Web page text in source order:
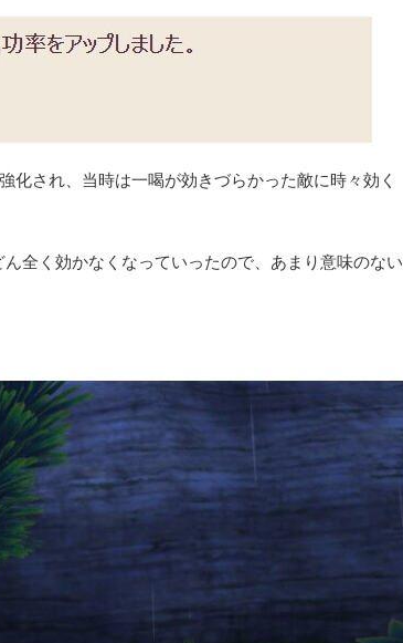
化され、当時は一喝が効きづらかった敵に時々効く
全く効かなくなっていったので、あまり意味のない